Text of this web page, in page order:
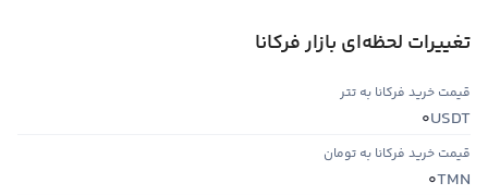
تغییرات لحظه‌ای بازار فرکانا
قیمت خرید فرکانا به تتر
USDT
0
قیمت خرید فرکانا به تومان
TMN
0